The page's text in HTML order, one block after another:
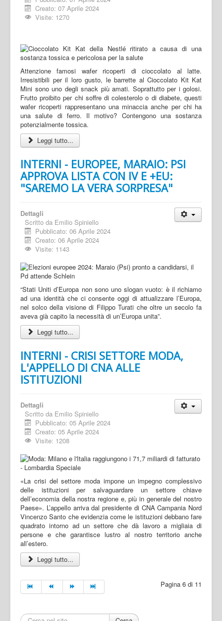
Creato: 07 Aprile 2024
Visite: 1270
Attenzione famosi wafer ricoperti di cioccolato al latte.
Irresistibili per il loro gusto, le barrette al Cioccolato Kit Kat
Mini sono uno degli snack più amati. Soprattutto per i golosi.
Frutto proibito per chi soffre di colesterolo o di diabete, questi
wafer ricoperti rappresentano una minaccia anche per chi ha
una salute di ferro. Il motivo? Contengono una sostanza
potenzialmente tossica.
Leggi tutto...
INTERNI - EUROPEE, MARAIO: PSI
APPROVA LISTA CON IV E +EU:
"SAREMO LA VERA SORPRESA"
Dettagli
Scritto da Emilio Spiniello
Pubblicato: 06 Aprile 2024
Creato: 06 Aprile 2024
Visite: 1143
“Stati Uniti d’Europa non sono uno slogan vuoto: è il richiamo
ad una identità che ci consente oggi di attualizzare l’Europa,
nel solco della visione di Filippo Turati che oltre un secolo fa
aveva già capito la necessità di un’Europa unita”.
Leggi tutto...
INTERNI - CRISI SETTORE MODA,
L'APPELLO DI CNA ALLE
ISTITUZIONI
Dettagli
Scritto da Emilio Spiniello
Pubblicato: 05 Aprile 2024
Creato: 05 Aprile 2024
Visite: 1208
«La crisi del settore moda impone un impegno complessivo
delle istituzioni per salvaguardare un settore chiave
dell’economia della nostra regione e, più in generale del nostro
Paese». L’appello arriva dal presidente di CNA Campania Nord
Vincenzo Santo che evidenzia come le istituzioni debbano fare
quadrato intorno ad un settore che dà lavoro a migliaia di
persone e che garantisce lustro al nostro territorio anche
all’estero.
Leggi tutto...
Pagina 6 di 11